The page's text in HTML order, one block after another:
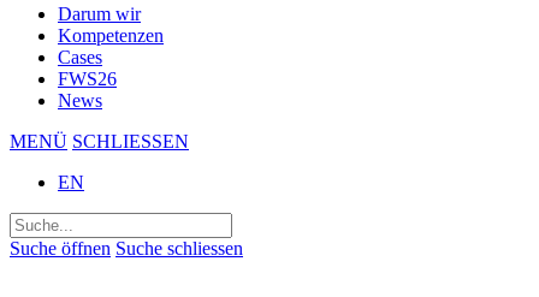
Darum wir
Kompetenzen
Cases
FWS26
News
MENÜ SCHLIESSEN
EN
Suchen
nach:
Suche öffnen Suche schliessen